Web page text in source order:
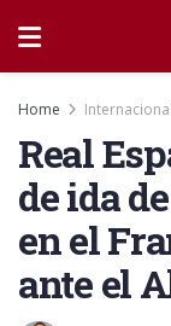
Home
Real
de ida
en el
ante el